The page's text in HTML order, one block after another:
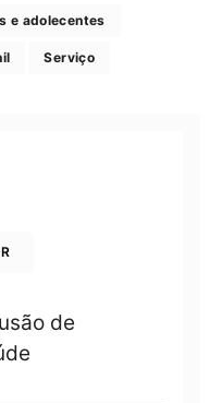
e adolecentes
Serviço
de